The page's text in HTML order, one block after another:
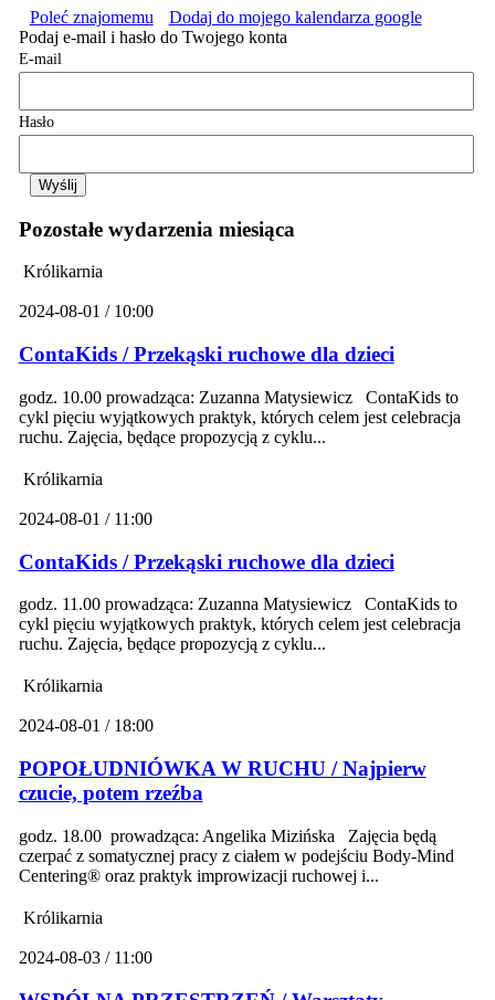
Poleć znajomemu
Dodaj do mojego kalendarza google
Podaj e-mail i hasło do Twojego konta
E-mail
Hasło
Pozostałe wydarzenia miesiąca
Królikarnia
2024-08-01 / 10:00
ContaKids / Przekąski ruchowe dla dzieci
godz. 10.00 prowadząca: Zuzanna Matysiewicz ContaKids to
cykl pięciu wyjątkowych praktyk, których celem jest celebracja
ruchu. Zajęcia, będące propozycją z cyklu...
Królikarnia
2024-08-01 / 11:00
ContaKids / Przekąski ruchowe dla dzieci
godz. 11.00 prowadząca: Zuzanna Matysiewicz ContaKids to
cykl pięciu wyjątkowych praktyk, których celem jest celebracja
ruchu. Zajęcia, będące propozycją z cyklu...
Królikarnia
2024-08-01 / 18:00
POPOŁUDNIÓWKA W RUCHU / Najpierw
czucie, potem rzeźba
godz. 18.00 prowadząca: Angelika Mizińska Zajęcia będą
czerpać z somatycznej pracy z ciałem w podejściu Body-Mind
Centering® oraz praktyk improwizacji ruchowej i...
Królikarnia
2024-08-03 / 11:00